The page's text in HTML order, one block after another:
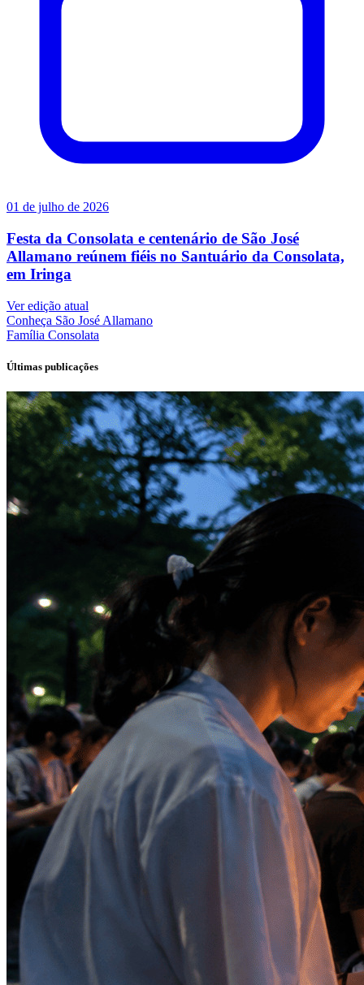
01 de julho de 2026
Festa da Consolata e centenário de São José
Allamano reúnem fiéis no Santuário da Consolata,
em Iringa
Ver edição atual
Conheça São José Allamano
Família Consolata
Últimas publicações